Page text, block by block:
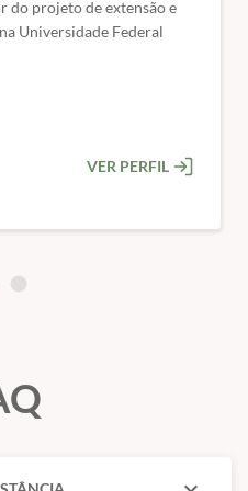
do projeto de extensão e
Universidade Federal
VER PERFIL